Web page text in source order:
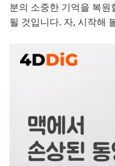
분의 소중한 기억을 복
될 것입니다. 자, 시작해